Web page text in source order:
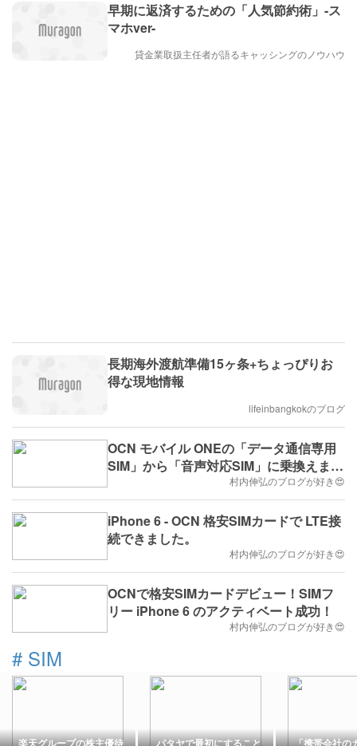
早期に返済するための「人気節約術」-ス
マホver-
貸金業取扱主任者が語るキャッシングのノウハウ
長期海外渡航準備15ヶ条+ちょっぴりお
得な現地情報
lifeinbangkokのブログ
OCN モバイル ONEの「データ通信専用
SIM」から「音声対応SIM」に乗換えまし
村内伸弘のブログが好き😍
iPhone 6 - OCN 格安SIMカードで LTE接
続できました。
村内伸弘のブログが好き😍
OCNで格安SIMカードデビュー！SIMフ
リー iPhone 6 のアクティベート成功！
村内伸弘のブログが好き😍
# SIM
楽天グループの株主優待 パタヤで最初にすること 「携帯会社の